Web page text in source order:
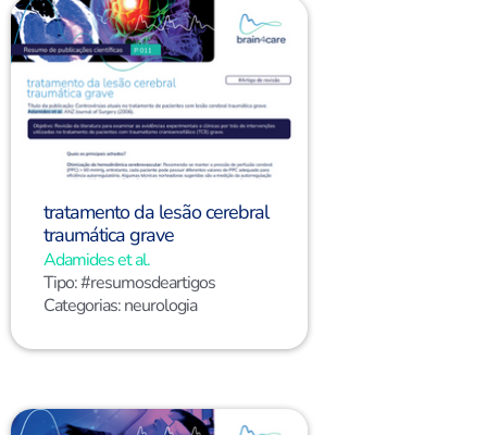
tratamento da lesão cerebral
traumática grave
Adamides et al.
Tipo:#resumosdeartigos
Categorias:neurologia